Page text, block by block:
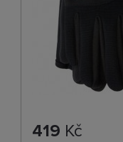
419 Kč